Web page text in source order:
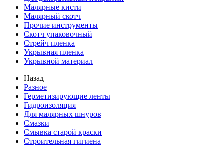
Малярные кисти
Малярный скотч
Прочие инструменты
Скотч упаковочный
Стрейч пленка
Укрывная пленка
Укрывной материал
Назад
Разное
Герметизирующие ленты
Гидроизоляция
Для малярных шнуров
Смазки
Смывка старой краски
Строительная гигиена